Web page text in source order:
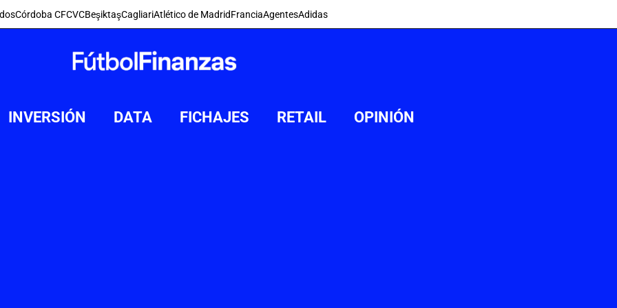
Córdoba CFCVCBeşiktaşCagliariAtlético de MadridFranciaAgentesAdidas
INVERSIÓN DATA FICHAJES RETAIL OPINIÓN